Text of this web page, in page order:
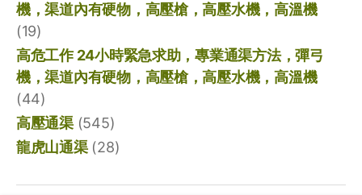
機，渠道內有硬物，高壓槍，高壓水機，高溫機
(19)
高危工作 24小時緊急求助，專業通渠方法，彈弓
機，渠道內有硬物，高壓槍，高壓水機，高溫機
(44)
高壓通渠(545)
龍虎山通渠(28)